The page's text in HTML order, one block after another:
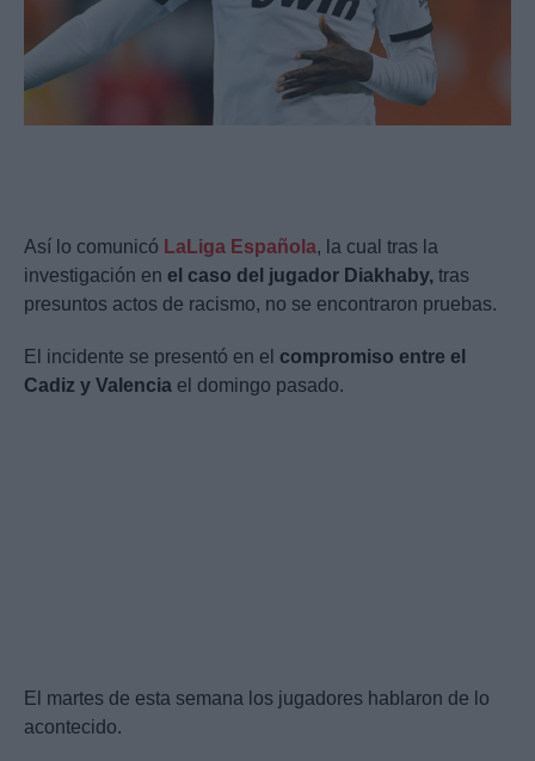
Así lo comunicó LaLiga Española, la cual tras la
investigación en el caso del jugador Diakhaby, tras
presuntos actos de racismo, no se encontraron pruebas.
El incidente se presentó en el compromiso entre el
Cadiz y Valencia el domingo pasado.
El martes de esta semana los jugadores hablaron de lo
acontecido.